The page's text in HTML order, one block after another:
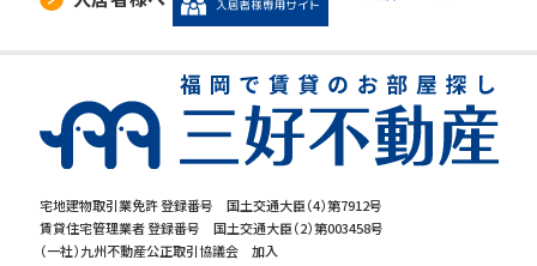
宅地建物取引業免許 登録番号 国土交通大臣（4）第7912号
賃貸住宅管理業者 登録番号 国土交通大臣（2）第003458号
（一社）九州不動産公正取引協議会 加入